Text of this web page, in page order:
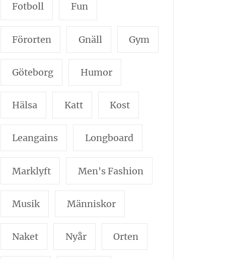
Fotboll Fun
Förorten Gnäll Gym
Göteborg Humor
Hälsa Katt Kost
Leangains Longboard
Marklyft Men's Fashion
Musik Människor
Naket Nyår Orten